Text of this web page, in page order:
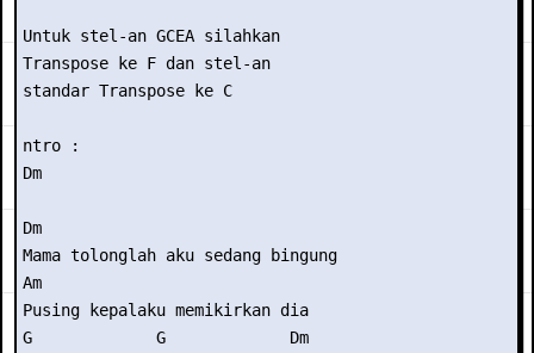
Untuk stel-an GCEA silahkan
Transpose ke F dan stel-an
standar Transpose ke C
ntro :
Dm
Dm
Mama tolonglah aku sedang bingung
Am
Pusing kepalaku memikirkan dia
G             G             Dm